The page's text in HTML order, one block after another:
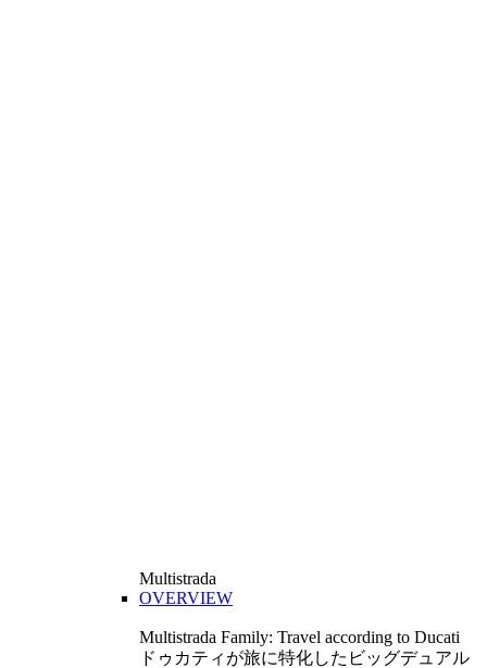
Multistrada
OVERVIEW
Multistrada Family: Travel according to Ducati
ドゥカティが旅に特化したビッグデュアル